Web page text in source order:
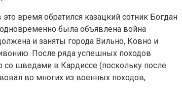
время обратился казацкий сотник Богдан
была объявлена война
и заняты города Вильно, Ковно и
После ряда успешных походов
со шведами в Кардиссе (поскольку после
во многих из военных походов,